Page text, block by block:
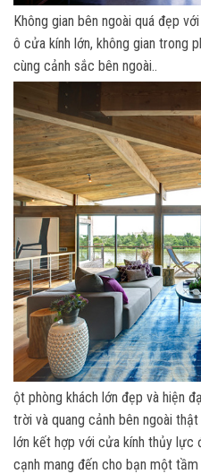
Không gian bên ngoài quá đẹp
ô cửa kính lớn, không gian trong
cùng cảnh sắc bên ngoài..
ột phòng khách lớn đẹp và hiện
trời và quang cảnh bên ngoài
lớn kết hợp với cửa kính thủy lực
cạnh mang đến cho bạn một